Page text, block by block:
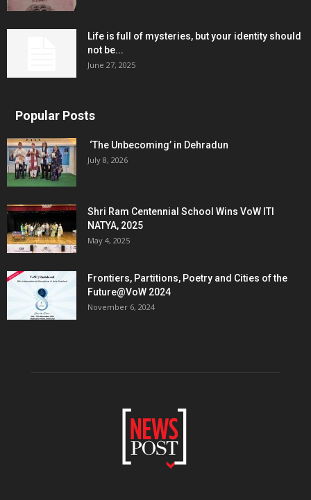
Life is full of mysteries, but your identity should
not be...
June 27, 2025
Popular Posts
‘The Unbecoming’ in Dehradun
July 8, 2026
Shri Ram Centennial School Wins VoW ITI
NATYA, 2025
May 4, 2025
Frontiers, Partitions, Poetry and Cities of the
Future@VoW 2024
November 6, 2024